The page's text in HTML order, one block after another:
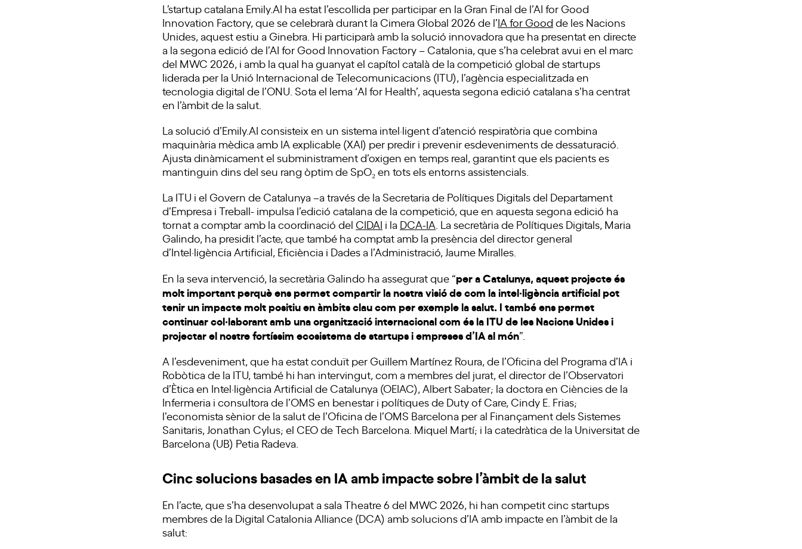
L’startup catalana Emily.AI ha estat l’escollida per participar en la Gran Final de l’AI for Good
Innovation Factory, que se celebrarà durant la Cimera Global 2026 de l’IA for Good de les Nacions
Unides, aquest estiu a Ginebra. Hi participarà amb la solució innovadora que ha presentat en directe
a la segona edició de l’AI for Good Innovation Factory – Catalonia, que s’ha celebrat avui en el marc
del MWC 2026, i amb la qual ha guanyat el capítol català de la competició global de startups
liderada per la Unió Internacional de Telecomunicacions (ITU), l’agència especialitzada en
tecnologia digital de l’ONU. Sota el lema ‘AI for Health’, aquesta segona edició catalana s’ha centrat
en l’àmbit de la salut.
La solució d’Emily.AI consisteix en un sistema intel·ligent d’atenció respiratòria que combina
maquinària mèdica amb IA explicable (XAI) per predir i prevenir esdeveniments de dessaturació.
Ajusta dinàmicament el subministrament d’oxigen en temps real, garantint que els pacients es
mantinguin dins del seu rang òptim de SpO₂ en tots els entorns assistencials.
La ITU i el Govern de Catalunya –a través de la Secretaria de Polítiques Digitals del Departament
d’Empresa i Treball- impulsa l’edició catalana de la competició, que en aquesta segona edició ha
tornat a comptar amb la coordinació del CIDAI i la DCA-IA . La secretària de Polítiques Digitals, Maria
Galindo, ha presidit l’acte, que també ha comptat amb la presència del director general
d’Intel·ligència Artificial, Eficiència i Dades a l’Administració, Jaume Miralles.
En la seva intervenció, la secretària Galindo ha assegurat que “per a Catalunya, aquest projecte és
molt important perquè ens permet compartir la nostra visió de com la intel·ligència artificial pot
tenir un impacte molt positiu en àmbits clau com per exemple la salut. I també ens permet
continuar col·laborant amb una organització internacional com és la ITU de les Nacions Unides i
projectar el nostre fortíssim ecosistema de startups i empreses d’IA al món”.
A l’esdeveniment, que ha estat conduït per Guillem Martínez Roura, de l’Oficina del Programa d’IA i
Robòtica de la ITU, també hi han intervingut, com a membres del jurat, el director de l’Observatori
d’Ètica en Intel·ligència Artificial de Catalunya (OEIAC), Albert Sabater; la doctora en Ciències de la
Infermeria i consultora de l’OMS en benestar i polítiques de Duty of Care, Cindy E. Frias;
l’economista sènior de la salut de l’Oficina de l’OMS Barcelona per al Finançament dels Sistemes
Sanitaris, Jonathan Cylus; el CEO de Tech Barcelona. Miquel Martí; i la catedràtica de la Universitat de
Barcelona (UB) Petia Radeva.
Cinc solucions basades en IA amb impacte sobre l’àmbit de la salut
En l’acte, que s’ha desenvolupat a sala Theatre 6 del MWC 2026, hi han competit cinc startups
membres de la Digital Catalonia Alliance (DCA) amb solucions d’IA amb impacte en l’àmbit de la
salut: